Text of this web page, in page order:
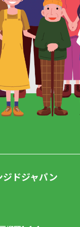
ドジャパン